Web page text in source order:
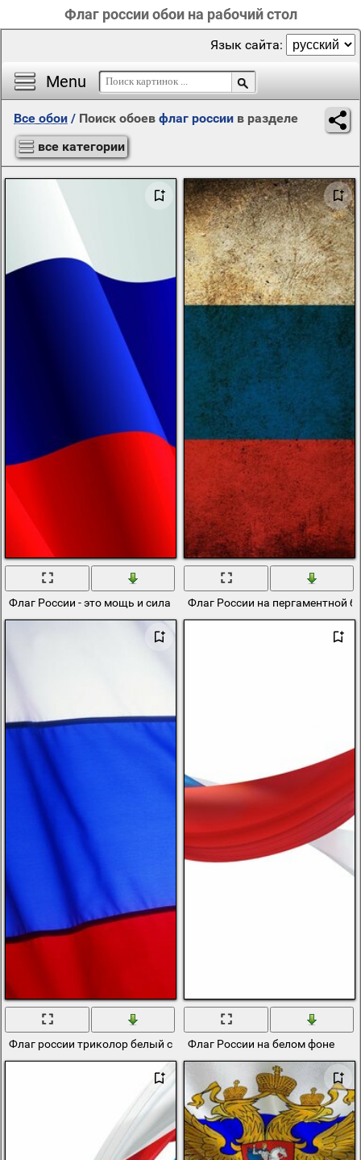
Флаг россии обои на рабочий стол
Menu
Язык сайта:
Все обои / Поиск обоев флаг россии в разделе
все категории
Флаг России - это мощь и сила Флаг России на пергаментной
Флаг россии триколор белый синий красныйФлаг России на белом фоне